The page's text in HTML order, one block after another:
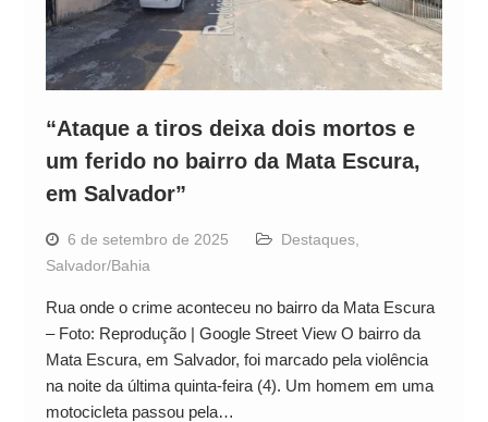
“Ataque a tiros deixa dois mortos e
um ferido no bairro da Mata Escura,
em Salvador”
6 de setembro de 2025 Destaques,
Salvador/Bahia
Rua onde o crime aconteceu no bairro da Mata Escura
– Foto: Reprodução | Google Street View O bairro da
Mata Escura, em Salvador, foi marcado pela violência
na noite da última quinta-feira (4). Um homem em uma
motocicleta passou pela…